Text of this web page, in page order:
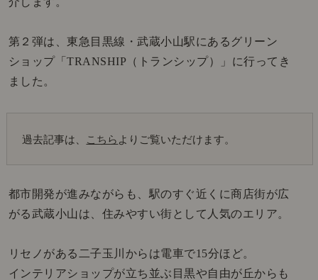
第２弾は、東急目黒線・武蔵小山駅にあるグリーン
ショップ「TRANSHIP（トランシップ）」に行ってき
ました。
過去記事は、 こちら よりご覧いただけます。
都市開発が進みながらも、駅のすぐ近くに商店街が広
がる武蔵小山は、住みやすい街として人気のエリア。
リセノがある二子玉川からは電車で15分ほど。
インテリアショップが立ち並ぶ目黒や自由が丘からも